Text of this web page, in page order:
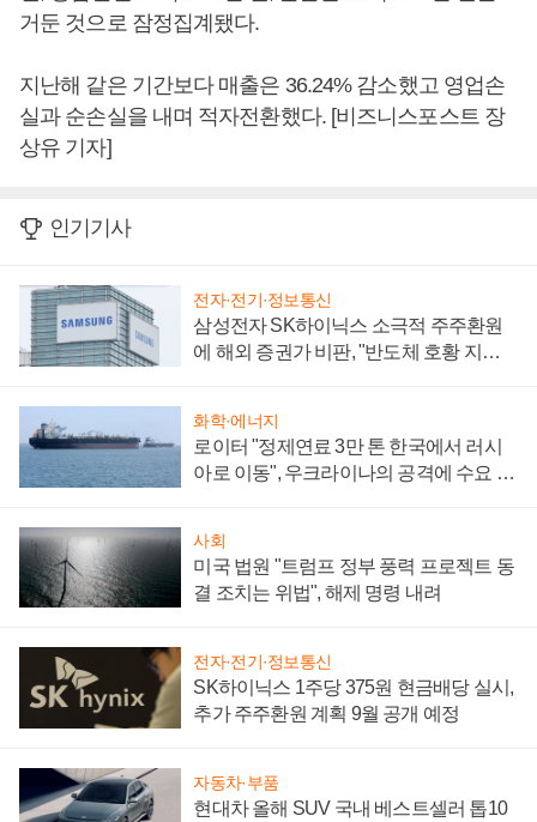
거둔 것으로 잠정집계됐다.
지난해 같은 기간보다 매출은 36.24% 감소했고 영업손
실과 순손실을 내며 적자전환했다. [비즈니스포스트 장
상유 기자]
인기기사
전자·전기·정보통신
삼성전자 SK하이닉스 소극적 주주환원
에 해외 증권가 비판, "반도체 호황 지속
화학·에너지
로이터 "정제연료 3만 톤 한국에서 러시
아로 이동", 우크라이나의 공격에 수요 늘
사회
미국 법원 "트럼프 정부 풍력 프로젝트 동
결 조치는 위법", 해제 명령 내려
전자·전기·정보통신
SK하이닉스 1주당 375원 현금배당 실시,
추가 주주환원 계획 9월 공개 예정
자동차·부품
현대차 올해 SUV 국내 베스트셀러 톱10